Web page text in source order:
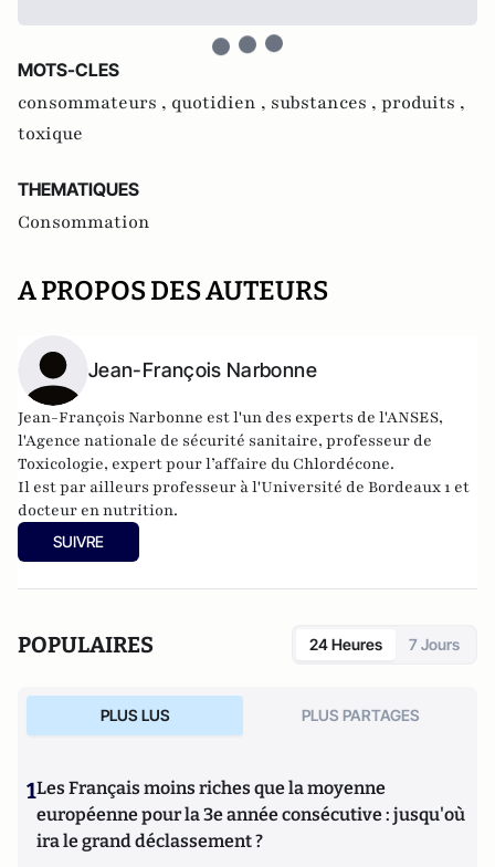
MOTS-CLES
consommateurs , quotidien , substances , produits ,
toxique
THEMATIQUES
Consommation
A PROPOS DES AUTEURS
Jean-François Narbonne
Jean-François Narbonne est l'un des experts de l'ANSES,
l'Agence nationale de sécurité sanitaire, professeur de
Toxicologie, expert pour l’affaire du Chlordécone.
Il est par ailleurs professeur à l'Université de Bordeaux 1 et
docteur en nutrition.
SUIVRE
POPULAIRES 24 Heures 7 Jours
PLUS LUS PLUS PARTAGES
1Les Français moins riches que la moyenne
européenne pour la 3e année consécutive : jusqu'où
ira le grand déclassement ?